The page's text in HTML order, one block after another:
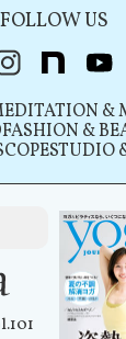
FOLLOW US
旧Twitter）
instagram
note
&
FASHION &
STUDIO